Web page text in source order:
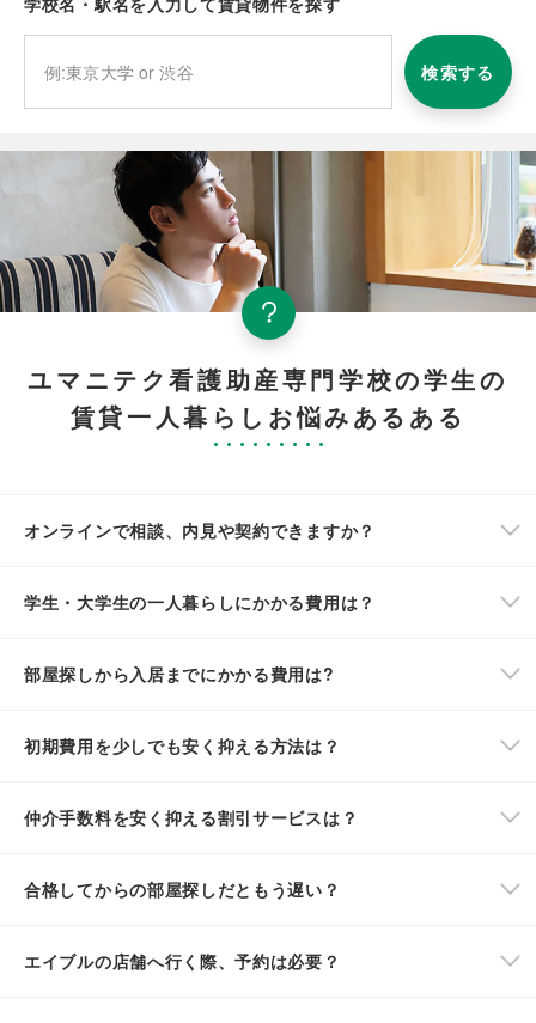
検索する
ユマニテク看護助産専門学校の学生の
賃貸一人暮らしお悩みあるある
オンラインで相談、内見や契約できますか？
学生・大学生の一人暮らしにかかる費用は？
部屋探しから入居までにかかる費用は?
初期費用を少しでも安く抑える方法は？
仲介手数料を安く抑える割引サービスは？
合格してからの部屋探しだともう遅い？
エイブルの店舗へ行く際、予約は必要？